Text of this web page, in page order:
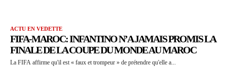
ACTU EN VEDETTE
FIFA-MAROC: INFANTINO N’A JAMAIS PROMIS LA
FINALE DE LA COUPE DU MONDE AU MAROC
La FIFA affirme qu'il est « faux et trompeur » de prétendre qu'elle a...